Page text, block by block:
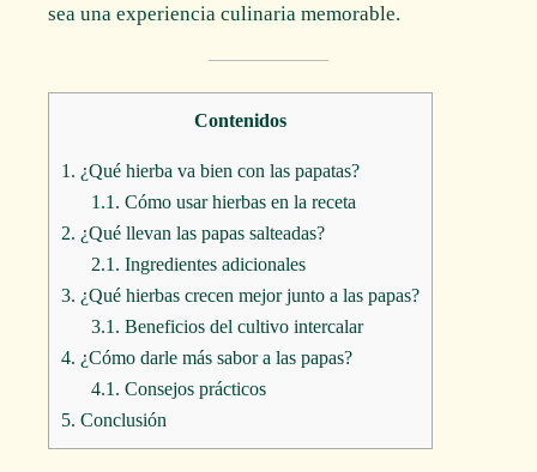
sea una experiencia culinaria memorable.
Contenidos
1. ¿Qué hierba va bien con las papatas?
1.1. Cómo usar hierbas en la receta
2. ¿Qué llevan las papas salteadas?
2.1. Ingredientes adicionales
3. ¿Qué hierbas crecen mejor junto a las papas?
3.1. Beneficios del cultivo intercalar
4. ¿Cómo darle más sabor a las papas?
4.1. Consejos prácticos
5. Conclusión